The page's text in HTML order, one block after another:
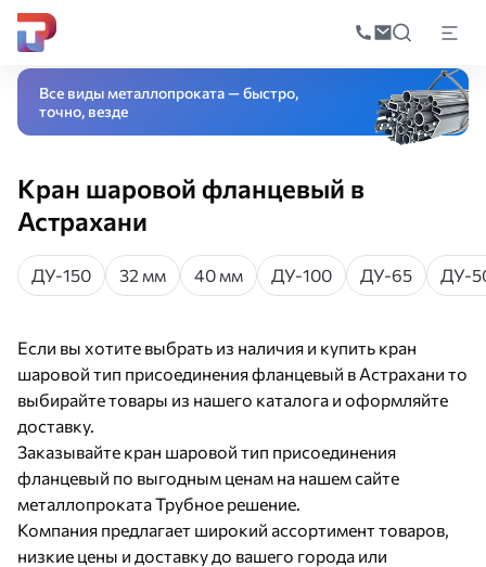
по
Главная Запорная арматура
Все виды металлопроката — быстро,
точно, везде
Кран шаровой фланцевый в
Астрахани
ДУ-150 32 мм 40 мм ДУ-100 ДУ-65 ДУ-
Если вы хотите выбрать из наличия и купить кран
шаровой тип присоединения фланцевый в Астрахани то
выбирайте товары из нашего каталога и оформляйте
доставку.
Заказывайте кран шаровой тип присоединения
фланцевый по выгодным ценам на нашем сайте
металлопроката Трубное решение.
Компания предлагает широкий ассортимент товаров,
низкие цены и доставку до вашего города или